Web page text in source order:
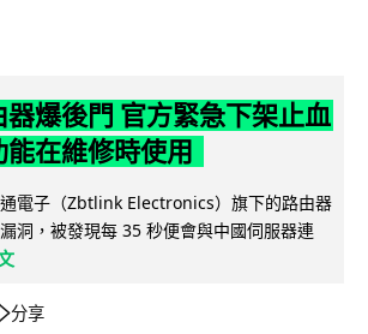
爆後門 官方緊急下架止血
在維修時使用
電子（Zbtlink Electronics）旗下的路由器
洞，被發現每 35 秒便會與中國伺服器連
分享